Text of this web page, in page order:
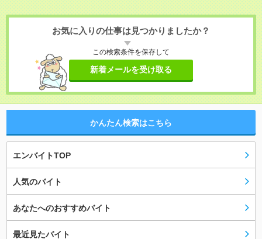
お気に入りの仕事は見つかりましたか？
この検索条件を保存して
新着メールを受け取る
かんたん検索はこちら
エンバイトTOP
人気のバイト
あなたへのおすすめバイト
最近見たバイト